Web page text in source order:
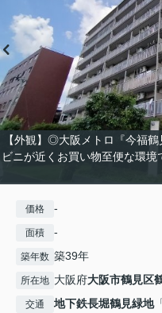
【外観】◎大阪メトロ『今福
ビニが近くお買い物至便な環
価格 -
面積 -
築年数 築39年
所在地 大阪府大阪市鶴見区
交通 地下鉄長堀鶴見緑地